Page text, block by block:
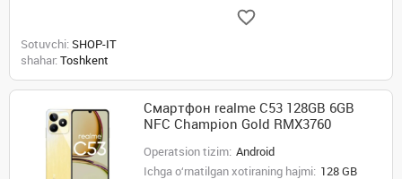
Sotuvchi: SHOP-IT
shahar: Toshkent
Смартфон realme C53 128GB 6GB
NFC Champion Gold RMX3760
Operatsion tizim: Android
Ichga o‘rnatilgan xotiraning hajmi: 128 GB